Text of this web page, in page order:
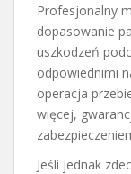
Profesjonalny
dopasowanie
uszkodzeń
odpowiednimi
operacja
więcej,
Jeśli jednak